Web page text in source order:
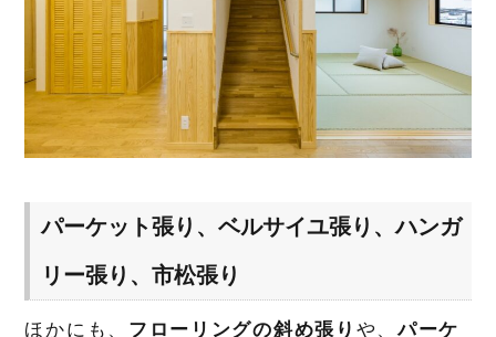
パーケット張り、ベルサイユ張り、ハンガ
リー張り、市松張り
ほかにも、 フローリングの斜め張り や、パーケ